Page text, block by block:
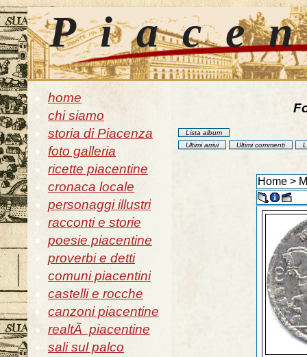
home
chi siamo
storia di Piacenza
foto galleria
ricette piacentine
cronaca locale
personaggi illustri
racconti e storie
poesie piacentine
proverbi e detti
comuni piacentini
castelli e rocche
canzoni piacentine
realtÃ piacentine
sali sul palco
Lista album
Ultimi arrivi
Ultimi commenti
Home>